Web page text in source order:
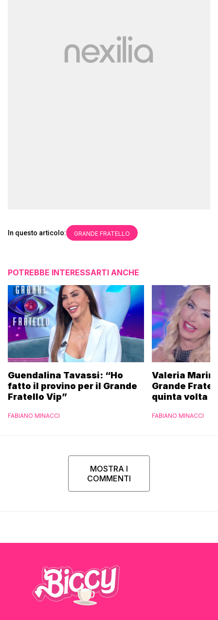
In questo articolo: GRANDE FRATELLO
POTREBBE INTERESSARTI ANCHE
Guendalina Tavassi: “Ho
fatto il provino per il Grande
Fratello Vip”
FABIANO MINACCI
Valeria
Grande
quinta volta
FABIANO MINACCI
MOSTRA I
COMMENTI